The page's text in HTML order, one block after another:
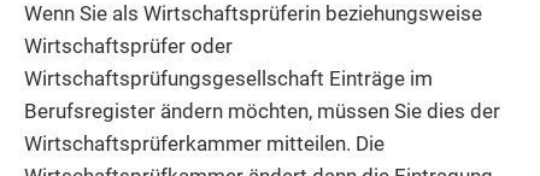
Wenn Sie als Wirtschaftsprüferin beziehungsweise
Wirtschaftsprüfer oder
Wirtschaftsprüfungsgesellschaft Einträge im
Berufsregister ändern möchten, müssen Sie dies der
Wirtschaftsprüferkammer mitteilen. Die